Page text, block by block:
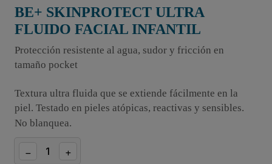
BE+ SKINPROTECT ULTRA
FLUIDO FACIAL INFANTIL
Protección resistente al agua, sudor y fricción en
tamaño pocket
Textura ultra fluida que se extiende fácilmente en la
piel. Testado en pieles atópicas, reactivas y sensibles.
No blanquea.